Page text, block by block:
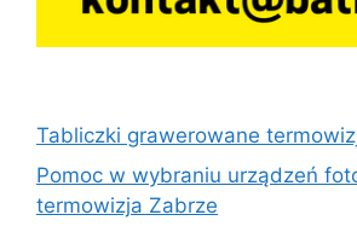
Tabliczki grawerowane
Pomoc w wybraniu urządzeń
termowizja Zabrze